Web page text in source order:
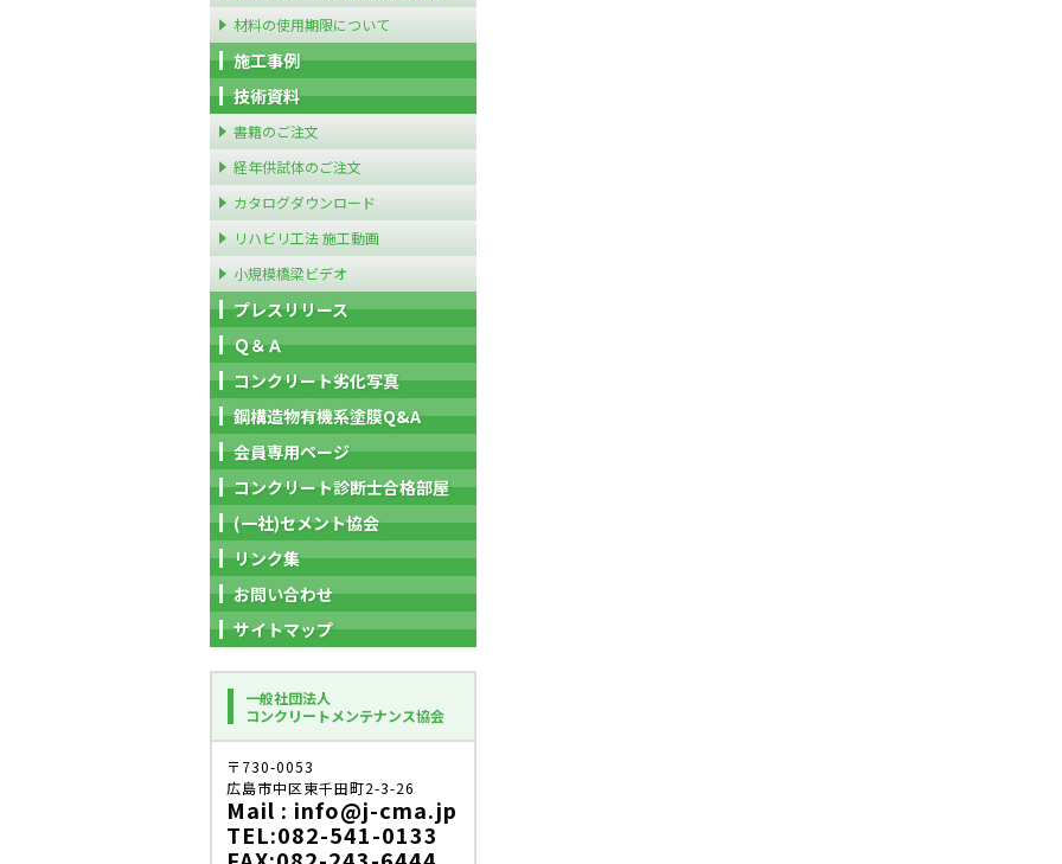
材料の使用期限について
施工事例
技術資料
書籍のご注文
経年供試体のご注文
カタログダウンロード
リハビリ工法 施工動画
小規模橋梁ビデオ
プレスリリース
Ｑ＆Ａ
コンクリート劣化写真
鋼構造物有機系塗膜Q&A
会員専用ページ
コンクリート診断士合格部屋
(一社)セメント協会
リンク集
お問い合わせ
サイトマップ
一般社団法人
コンクリートメンテナンス協会
〒730-0053
広島市中区東千田町2-3-26
Mail : info@j-cma.jp
TEL:082-541-0133